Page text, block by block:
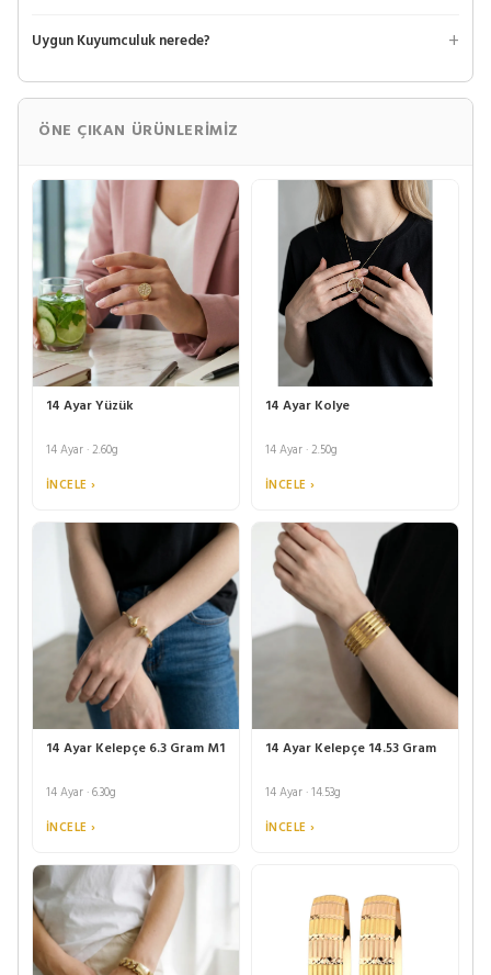
Uygun Kuyumculuk nerede?
ÖNE ÇIKAN ÜRÜNLERIMIZ
14 Ayar Yüzük
14 Ayar · 2.60g
İNCELE ›
14 Ayar Kolye
14 Ayar · 2.50g
İNCELE ›
14 Ayar Kelepçe 6.3 Gram M1
14 Ayar · 6.30g
İNCELE ›
14 Ayar Kelepçe 14.53 Gram
14 Ayar · 14.53g
İNCELE ›